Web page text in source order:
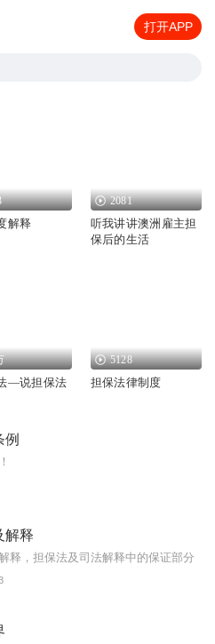
打开APP
解释
2081
听我讲讲澳洲雇主担
保后的生活
—说担保法
5128
担保法律制度
例
解释
释，担保法及司法解释中的保证部分